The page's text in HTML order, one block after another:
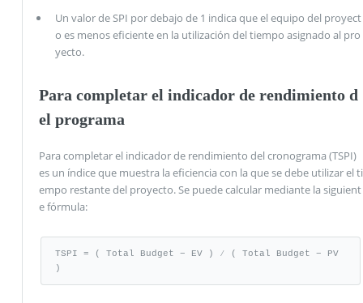
Un valor de SPI por debajo de 1 indica que el equipo del proyect
o es menos eficiente en la utilización del tiempo asignado al pro
yecto.
Para completar el indicador de rendimiento d
el programa
Para completar el indicador de rendimiento del cronograma (TSPI)
es un índice que muestra la eficiencia con la que se debe utilizar el ti
empo restante del proyecto. Se puede calcular mediante la siguient
e fórmula:
TSPI = ( Total Budget − EV ) ⁄ ( Total Budget − PV
)